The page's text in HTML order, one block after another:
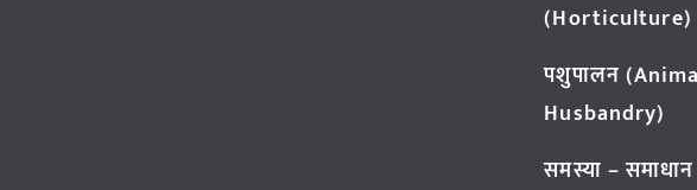
(Horticulture)
पशुपालन
Husbandry)
समस्या – समाधान